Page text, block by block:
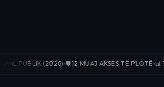
🛡️ 12 MUAJ AKSES TË PLOTË 📊 33 TRADE-E